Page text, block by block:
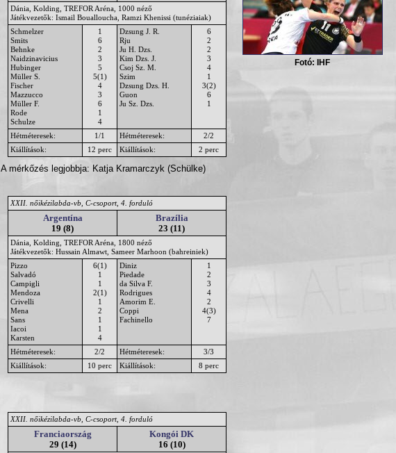
Fotó: IHF
Dánia, Kolding, TREFOR Aréna, 1000 néző
Játékvezetők: Ismail Boualloucha, Ramzi Khenissi (tunéziaiak)
Schmelzer
Smits
Behnke
Naidzinavicius
Hubinger
Müller S.
Fischer
Mazzucco
Müller F.
Rode
Schulze
1
6
2
3
5
5(1)
4
3
6
1
4
Dzsung J. R.
Rju
Ju H. Dzs.
Kim Dzs. J.
Csoj Sz. M.
Szim
Dzsung Dzs. H.
Guon
Ju Sz. Dzs.
6
2
2
3
4
1
3(2)
6
1
Hétméteresek: 1/1 Hétméteresek:
2/2
Kiállítások:
12 perc Kiállítások: 2 perc
A mérkőzés legjobbja: Katja Kramarczyk (Schülke)
XXII. nőikézilabda-vb, C-csoport, 4. forduló
Argentína
19 (8)
Brazília
23 (11)
Dánia, Kolding, TREFOR Aréna, 1800 néző
Játékvezetők: Hussain Almawt, Sameer Marhoon (bahreiniek)
Pizzo
Salvadó
Campigli
Mendoza
Crivelli
Mena
Sans
Iacoi
Karsten
6(1)
1
1
2(1)
1
2
1
1
4
Diniz
Piedade
da Silva F.
Rodrigues
Amorim E.
Coppi
Fachinello
1
2
3
4
2
4(3)
7
Hétméteresek: 2/2 Hétméteresek:
3/3
Kiállítások:
10 perc Kiállítások: 8 perc
XXII. nőikézilabda-vb, C-csoport, 4. forduló
Franciaország
29 (14)
Kongói DK
16 (10)